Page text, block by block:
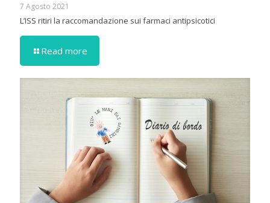
7 Agosto 2021
L’ISS ritiri la raccomandazione sui farmaci antipsicotici
Read more